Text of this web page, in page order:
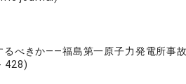
べきか――福島第一原子力発電所事
428)